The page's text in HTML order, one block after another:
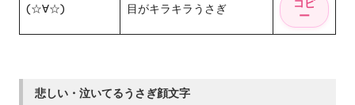
(☆∀☆) 目がキラキラうさぎ
悲しい・泣いてるうさぎ顔文字